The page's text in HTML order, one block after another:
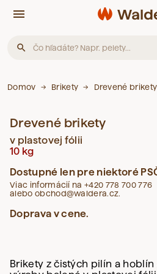
menu
search
Produkty
Neboli nájdené žiadne produkty.
Neboli nájdené žiadne články.
Domov Brikety Drevené
Drevené brikety
v plastovej fólii
10 kg
Dostupné len pre niektoré
Viac informácií na +420 778 700 776
alebo obchod@waldera.cz.
Doprava v cene.
Brikety z čistých pilín a hoblín